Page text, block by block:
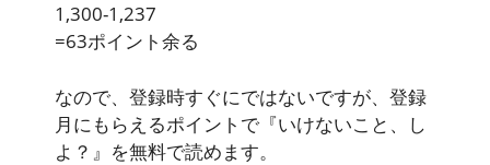
1,300-1,237
=63ポイント余る
なので、登録時すぐにではないですが、登録
月にもらえるポイントで『いけないこと、し
よ？』を無料で読めます。